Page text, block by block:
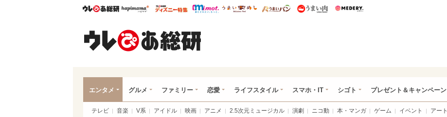
ウレぴあ総研ハピママ* ウレぴあ総研 ディズニー特集
mimot. うまいめし うまいパン うまい肉
エンタメ グルメ ファミリー 恋愛 ライフスタイル スマホ・IT シゴト プレゼント＆キャンペーン
テレビ 音楽 V系 アイドル 映画 アニメ 2.5次元ミュージカル 演劇 ニコ動 本・マンガ ゲーム イベント アート